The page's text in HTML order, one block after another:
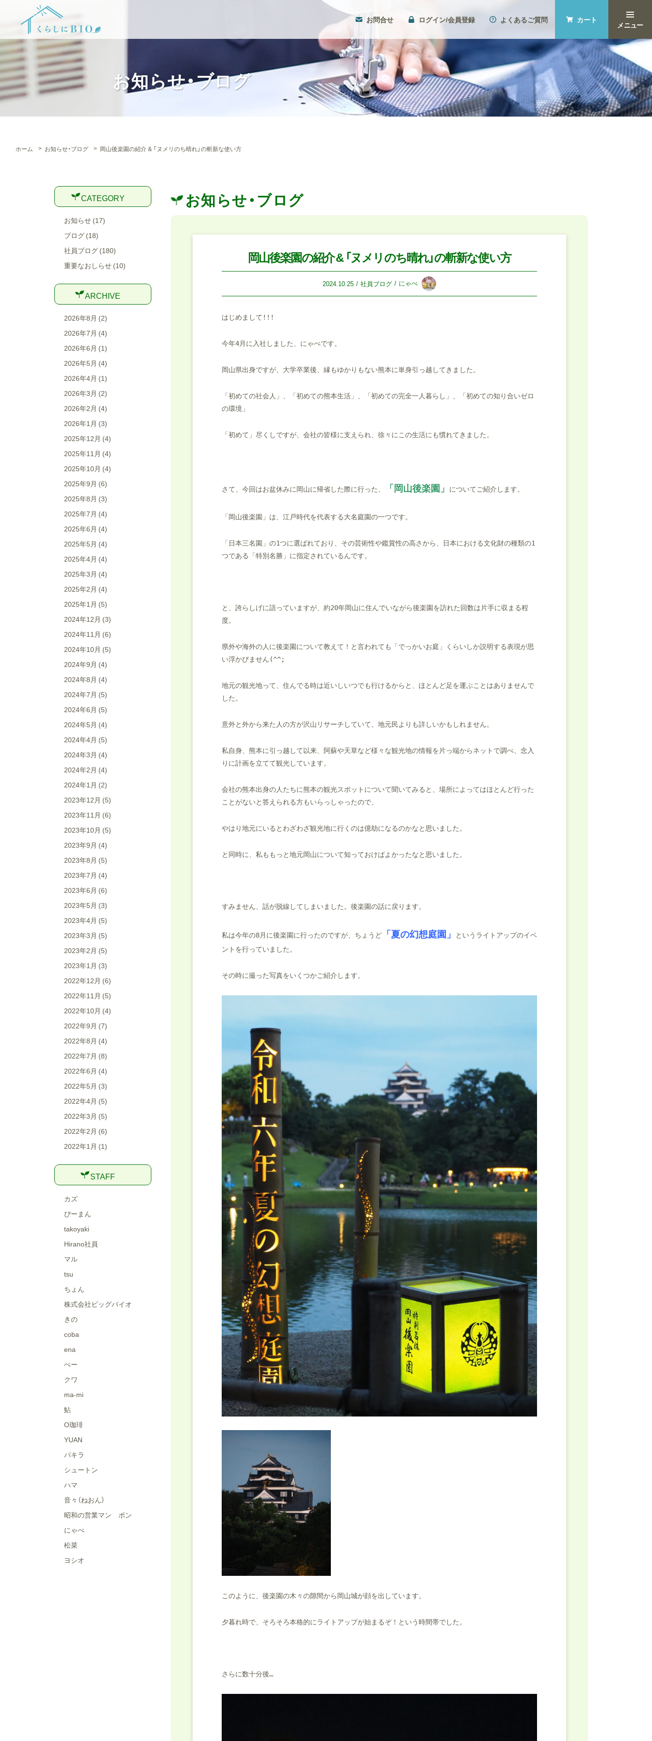
お問合せ ログイン/会員登録 よくあるご質問 カート
お知らせ・ブログ
ホーム お知らせ・ブログ 岡山後楽園の紹介 & 「ヌメリのち晴れ」の斬新な使い方
お知らせ・ブログ
岡山後楽園の紹介 & 「ヌメリのち晴れ」の斬新な使い方
2024.10.25 社員ブログ にゃべ
はじめまして!!!
今年4月に入社しました、にゃべです。
岡山県出身ですが、大学卒業後、縁もゆかりもない熊本に単身引っ越してきました。
「初めての社会人」、「初めての熊本生活」、「初めての完全一人暮らし」、「初めての知り合いゼロ
の環境」
「初めて」尽くしですが、会社の皆様に支えられ、徐々にこの生活にも慣れてきました。
さて、今回はお盆休みに岡山に帰省した際に行った、 「岡山後楽園」 についてご紹介します。
「岡山後楽園」は、江戸時代を代表する大名庭園の一つです。
「日本三名園」の1つに選ばれており、その芸術性や鑑賞性の高さから、日本における文化財の種類の1
つである「特別名勝」に指定されているんです。
と、誇らしげに語っていますが、約20年岡山に住んでいながら後楽園を訪れた回数は片手に収まる程
度。
県外や海外の人に後楽園について教えて！と言われても「でっかいお庭」くらいしか説明する表現が思
い浮かびません(^^;
地元の観光地って、住んでる時は近いしいつでも行けるからと、ほとんど足を運ぶことはありませんで
した。
意外と外から来た人の方が沢山リサーチしていて、地元民よりも詳しいかもしれません。
私自身、熊本に引っ越して以来、阿蘇や天草など様々な観光地の情報を片っ端からネットで調べ、念入
りに計画を立てて観光しています。
会社の熊本出身の人たちに熊本の観光スポットについて聞いてみると、場所によってはほとんど行った
ことがないと答えられる方もいらっしゃったので、
やはり地元にいるとわざわざ観光地に行くのは億劫になるのかなと思いました。
と同時に、私ももっと地元岡山について知っておけばよかったなと思いました。
すみません、話が脱線してしまいました。後楽園の話に戻ります。
私は今年の8月に後楽園に行ったのですが、ちょうど「夏の幻想庭園」
というライトアップのイベ
ントを行っていました。
その時に撮った写真をいくつかご紹介します。
このように、後楽園の木々の隙間から岡山城が顔を出しています。
夕暮れ時で、そろそろ本格的にライトアップが始まるぞ！という時間帯でした。
さらに数十分後…
CATEGORY
お知らせ (17)
ブログ (18)
社員ブログ (180)
重要なおしらせ (10)
ARCHIVE
2026年8月 (2)
2026年7月 (4)
2026年6月 (1)
2026年5月 (4)
2026年4月 (1)
2026年3月 (2)
2026年2月 (4)
2026年1月 (3)
2025年12月 (4)
2025年11月 (4)
2025年10月 (4)
2025年9月 (6)
2025年8月 (3)
2025年7月 (4)
2025年6月 (4)
2025年5月 (4)
2025年4月 (4)
2025年3月 (4)
2025年2月 (4)
2025年1月 (5)
2024年12月 (3)
2024年11月 (6)
2024年10月 (5)
2024年9月 (4)
2024年8月 (4)
2024年7月 (5)
2024年6月 (5)
2024年5月 (4)
2024年4月 (5)
2024年3月 (4)
2024年2月 (4)
2024年1月 (2)
2023年12月 (5)
2023年11月 (6)
2023年10月 (5)
2023年9月 (4)
2023年8月 (5)
2023年7月 (4)
2023年6月 (6)
2023年5月 (3)
2023年4月 (5)
2023年3月 (5)
2023年2月 (5)
2023年1月 (3)
2022年12月 (6)
2022年11月 (5)
2022年10月 (4)
2022年9月 (7)
2022年8月 (4)
2022年7月 (8)
2022年6月 (4)
2022年5月 (3)
2022年4月 (5)
2022年3月 (5)
2022年2月 (6)
2022年1月 (1)
STAFF
カズ
ぴーまん
takoyaki
Hirano社員
マル
tsu
ちょん
株式会社ビッグバイオ
きの
coba
ena
ぺー
クワ
ma-mi
鮎
O珈琲
YUAN
パキラ
シュートン
ハマ
音々（ねおん）
昭和の営業マン ポン
にゃべ
松菜
ヨシオ